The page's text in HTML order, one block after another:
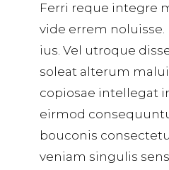
Ferri reque integre
vide errem
ius. Vel utroque
soleat alterum
copiosae intellegat
eirmod
bouconis
veniam singulis